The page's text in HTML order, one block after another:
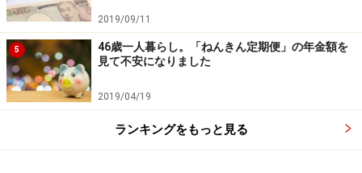
2019/09/11
5
46歳一人暮らし。「ねんきん定期便」の年金額を
見て不安になりました
2019/04/19
ランキングをもっと見る